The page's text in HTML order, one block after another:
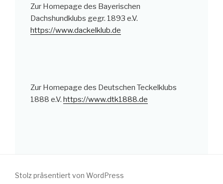
Zur Homepage des Bayerischen
Dachshundklubs gegr. 1893 e.V.
https://www.dackelklub.de
Zur Homepage des Deutschen Teckelklubs
1888 e.V. https://www.dtk1888.de
Stolz präsentiert von WordPress